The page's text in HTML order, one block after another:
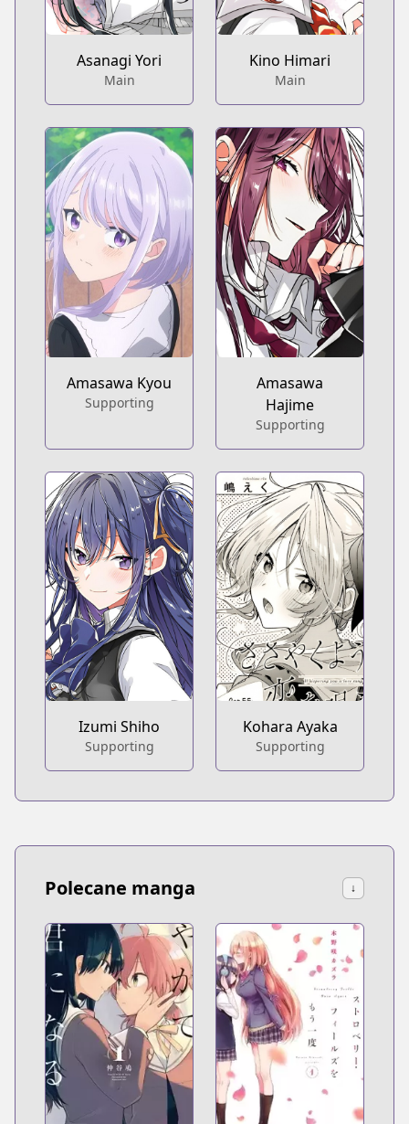
Asanagi Yori
Main
Kino Himari
Main
Amasawa Kyou
Supporting
Amasawa
Hajime
Supporting
Izumi Shiho
Supporting
Kohara Ayaka
Supporting
Polecane manga ↓